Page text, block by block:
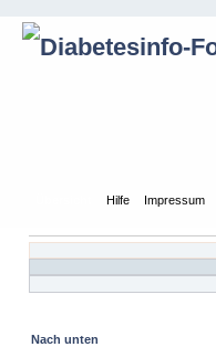
Hilfe Impressum
Nach unten